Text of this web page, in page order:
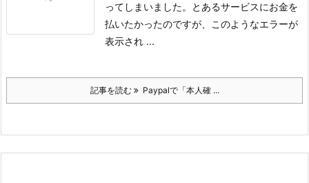
ってしまいました。
とあるサービスにお金を
払いたかったのですが、このようなエラーが
表示され ...
記事を読む Paypalで「本人確 ...